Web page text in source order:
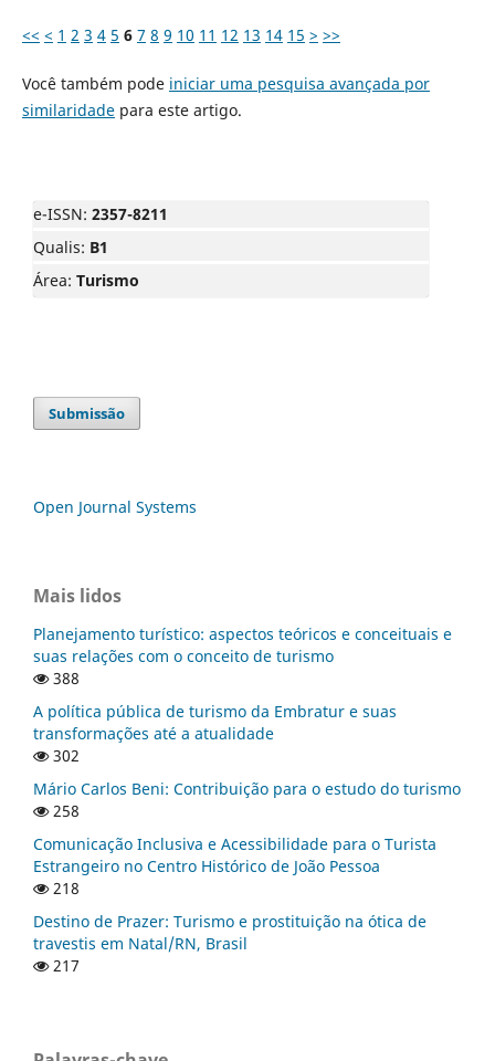
<< < 1 2 3 4 5 6 7 8 9 10 11 12 13 14 15 > >>
Você também pode iniciar uma pesquisa avançada por
similaridadepara este artigo.
e-ISSN: 2357-8211
Qualis: B1
Área: Turismo
Submissão
Open Journal Systems
Mais lidos
Planejamento turístico: aspectos teóricos e conceituais e
suas relações com o conceito de turismo
388
A política pública de turismo da Embratur e suas
transformações até a atualidade
302
Mário Carlos Beni: Contribuição para o estudo do turismo
258
Comunicação Inclusiva e Acessibilidade para o Turista
Estrangeiro no Centro Histórico de João Pessoa
218
Destino de Prazer: Turismo e prostituição na ótica de
travestis em Natal/RN, Brasil
217